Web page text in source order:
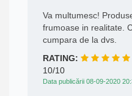
Va multumesc!
frumoase in realitate.
cumpara de la dvs.
RATING:
10/10
Data publicării 08-09-2020